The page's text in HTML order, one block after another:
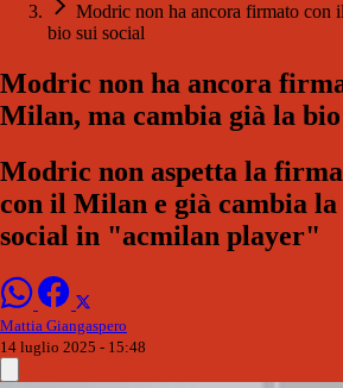
Modric non ha ancora firmato con
bio sui social
Modric non ha ancora
Milan, ma cambia già la bio
Modric non aspetta la
con il Milan e già cambia la
social in "acmilan player"
Mattia Giangaspero
14 luglio 2025 - 15:48